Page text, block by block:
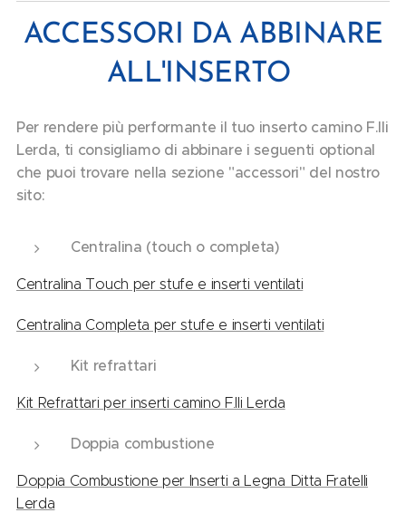
ACCESSORI DA ABBINARE
ALL'INSERTO
Per rendere più performante il tuo inserto camino F.lli
Lerda, ti consigliamo di abbinare i seguenti optional
che puoi trovare nella sezione "accessori" del nostro
sito:
Centralina (touch o completa)
Centralina Touch per stufe e inserti ventilati
Centralina Completa per stufe e inserti ventilati
Kit refrattari
Kit Refrattari per inserti camino F.lli Lerda
Doppia combustione
Doppia Combustione per Inserti a Legna Ditta Fratelli
Lerda